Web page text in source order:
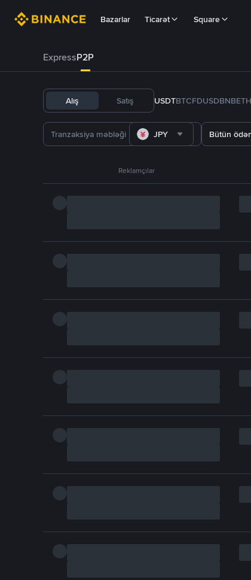
Bazarlar Ticarət Square
ExpressP2P
Alış Satış USDTBTCFDUSDBNBETH
JPY Bütün
Reklamçılar